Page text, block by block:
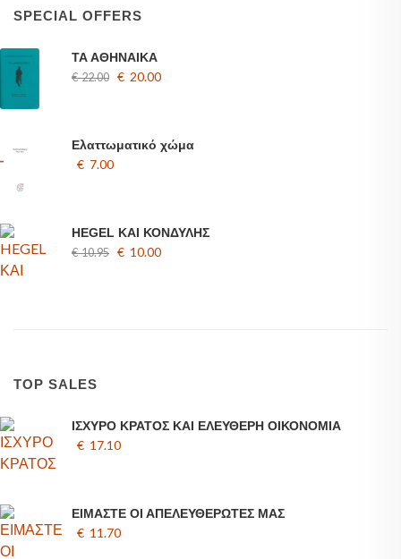
SPECIAL OFFERS
ΤΑ ΑΘΗΝΑΙΚΑ
€ 22.00 € 20.00
Ελαττωματικό χώμα
€ 7.00
HEGEL ΚΑΙ ΚΟΝΔΥΛΗΣ
€ 10.95 € 10.00
TOP SALES
ΙΣΧΥΡΟ ΚΡΑΤΟΣ ΚΑΙ ΕΛΕΥΘΕΡΗ ΟΙΚΟΝΟΜΙΑ
€ 17.10
ΕΙΜΑΣΤΕ ΟΙ ΑΠΕΛΕΥΘΕΡΩΤΕΣ ΜΑΣ
€ 11.70